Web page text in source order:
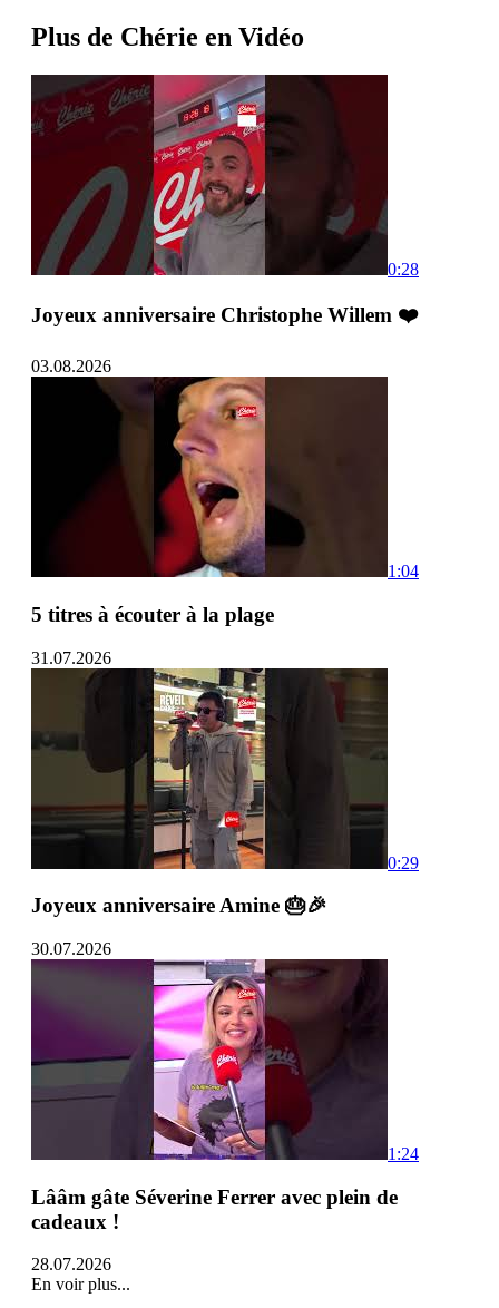
Plus de Chérie en Vidéo
0:28
Joyeux anniversaire Christophe Willem ❤️
03.08.2026
1:04
5 titres à écouter à la plage
31.07.2026
0:29
Joyeux anniversaire Amine 🎂🎉
30.07.2026
1:24
Lââm gâte Séverine Ferrer avec plein de
cadeaux !
28.07.2026
En voir plus...